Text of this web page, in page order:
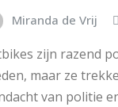
Miranda de Vrij
zijn razend
maar ze
van politie